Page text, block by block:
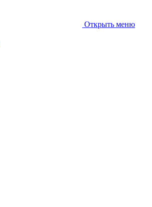
Открыть меню